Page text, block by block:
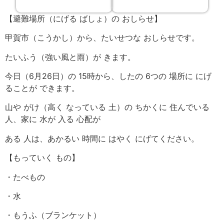
【避難場所（にげる ばしょ）の おしらせ】
甲賀市（こうかし）から、たいせつな おしらせです。
たいふう（強い風と雨）が きます。
今日（6月26日）の 15時から、したの 6つの 場所に にげ
ることが できます。
山や がけ（高く なっている 土）の ちかくに 住んでいる
人、家に 水が 入る 心配が
ある 人は、あかるい 時間に はやく にげてください。
【もっていく もの】
・たべもの
・水
・もうふ（ブランケット）